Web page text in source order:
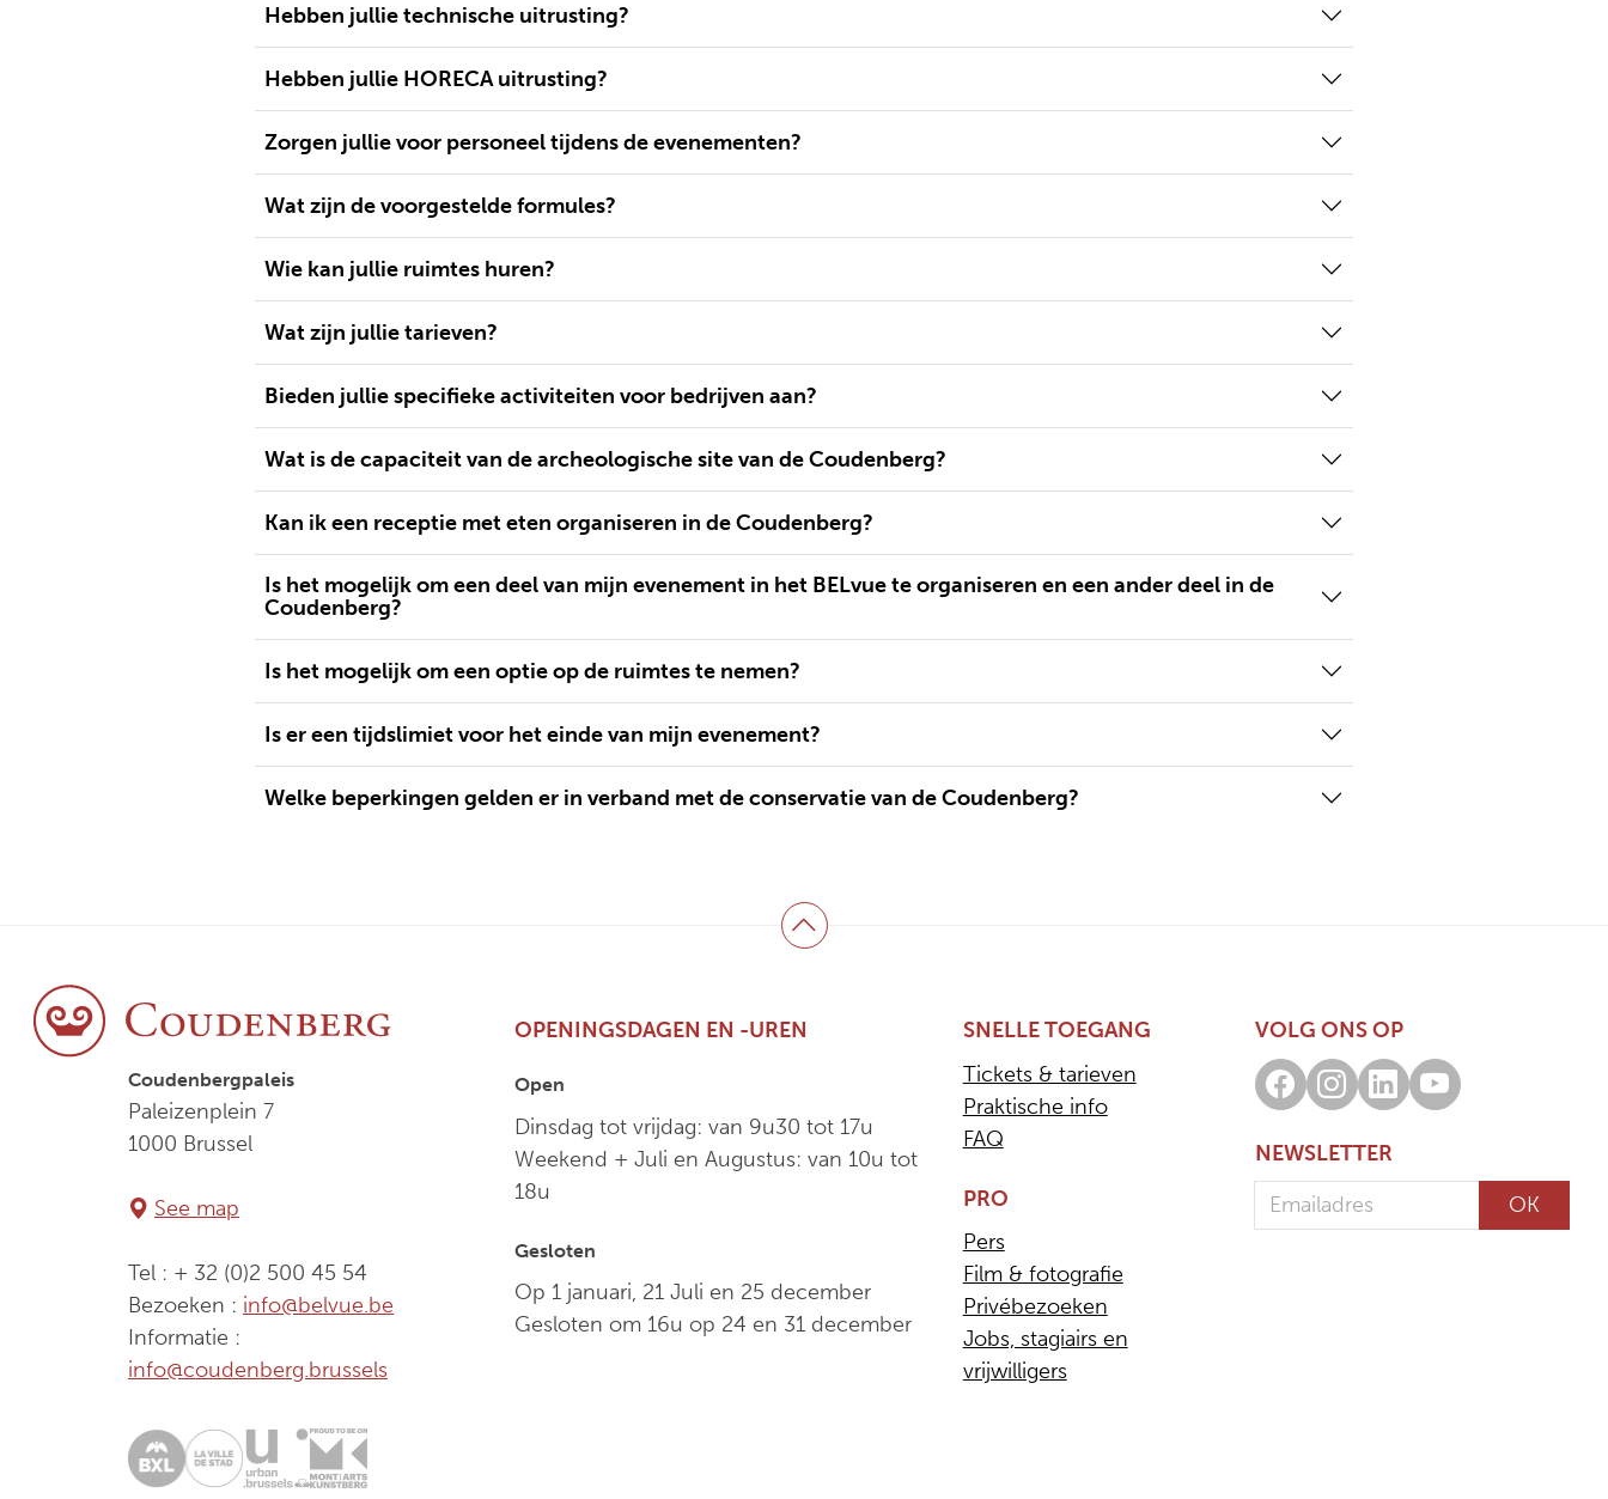
Hebben jullie technische uitrusting?
Hebben jullie HORECA uitrusting?
Zorgen jullie voor personeel tijdens de evenementen?
Wat zijn de voorgestelde formules?
Wie kan jullie ruimtes huren?
Wat zijn jullie tarieven?
Bieden jullie specifieke activiteiten voor bedrijven aan?
Wat is de capaciteit van de archeologische site van de Coudenberg?
Kan ik een receptie met eten organiseren in de Coudenberg?
Is het mogelijk om een deel van mijn evenement in het BELvue te organiseren en een ander deel in de
Coudenberg?
Is het mogelijk om een optie op de ruimtes te nemen?
Is er een tijdslimiet voor het einde van mijn evenement?
Welke beperkingen gelden er in verband met de conservatie van de Coudenberg?
Terug naar boven
Coudenbergpaleis
Paleizenplein 7
1000 Brussel
See map
Tel : + 32 (0)2 500 45 54
Bezoeken : info@belvue.be
Informatie :
info@coudenberg.brussels
OPENINGSDAGEN EN -UREN
Open
Dinsdag tot vrijdag: van 9u30 tot 17u
Weekend + Juli en Augustus: van 10u tot
18u
Gesloten
Op 1 januari, 21 Juli en 25 december
Gesloten om 16u op 24 en 31 december
SNELLE TOEGANG
Tickets & tarieven
Praktische info
FAQ
PRO
Pers
Film & fotografie
Privébezoeken
Jobs, stagiairs en
vrijwilligers
VOLG ONS OP
Facebook
Instagram
LinkedInYoutube
NEWSLETTER
Emailadres
OK